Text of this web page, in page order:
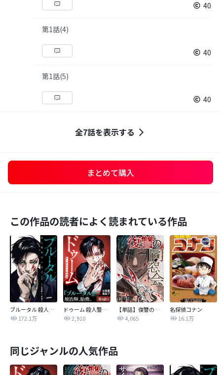
40
第1話(4)
40
第1話(5)
40
全7話を表示する
まとめて購入
この作品の読者によく読まれている作品
ブルータル 殺人警察官の告白
172.1万
ドゥーム 殺人警察官の断罪録 分冊版
2,910
【単話】復讐の同窓会
4,065
名探偵コナン
16.1万
同じジャンルの人気作品